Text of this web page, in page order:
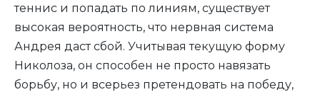
теннис и попадать по линиям, существует
высокая вероятность, что нервная система
Андрея даст сбой. Учитывая текущую форму
Николоза, он способен не просто навязать
борьбу, но и всерьез претендовать на победу,